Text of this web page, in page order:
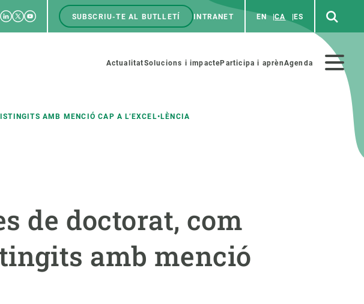
TwitterYoutube
Menú
SUBSCRIU-TE AL BUTLLETÍ INTRANET EN CA ES
Menú
secundario
ActualitatSolucions i impacteParticipa i aprènAgenda
AMB MENCIÓ CAP A L’EXCEL•LÈNCIA
de doctorat, com
amb menció
acadèmiques
teva beca ERC
de màsters i doctorat
Fes ciència amb nosaltres
COL·LABORA
Esdeveniments anteriors
Notícies